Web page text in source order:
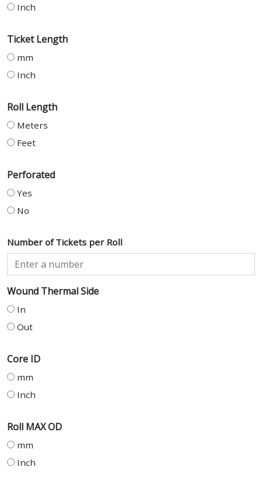
Inch
Ticket Length
mm
Inch
Roll Length
Meters
Feet
Perforated
Yes
No
Number of Tickets per Roll
Wound Thermal Side
In
Out
Core ID
mm
Inch
Roll MAX OD
mm
Inch